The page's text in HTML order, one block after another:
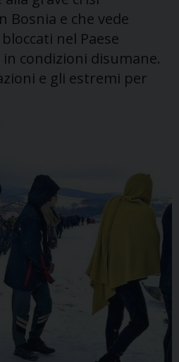
e che vede
nel Paese
condizioni disumane.
e gli estremi per